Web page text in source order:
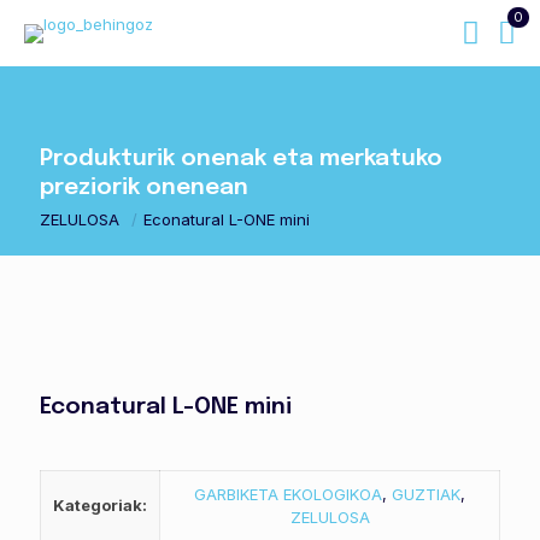
0
Produkturik onenak eta merkatuko
preziorik onenean
ZELULOSA / Econatural L-ONE mini
Econatural L-ONE mini
Kategoriak:
GARBIKETA EKOLOGIKOA, GUZTIAK,
ZELULOSA